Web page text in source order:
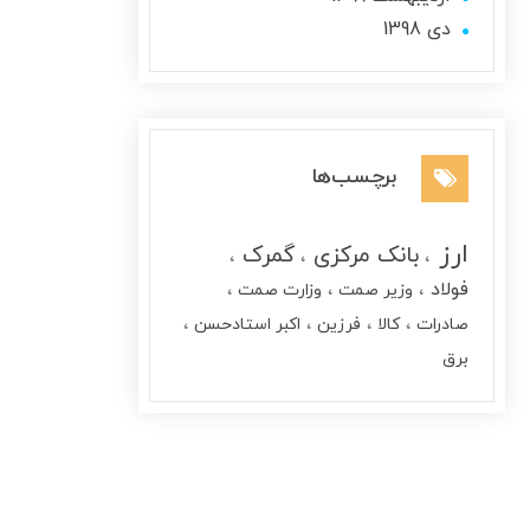
دی 1398
برچسب‌ها
ارز بانک مرکزی گمرک
فولاد وزیر صمت
وزارت صمت
صادرات
کالا فرزین
اکبر استادحسن
برق